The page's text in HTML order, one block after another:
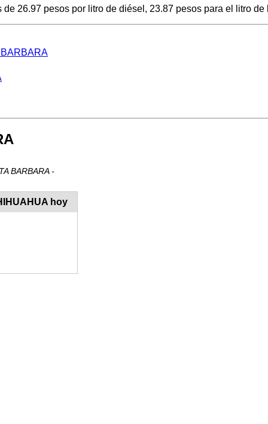
26.97 pesos por litro de diésel, 23.87 pesos para el litro
BARBARA -
hoy